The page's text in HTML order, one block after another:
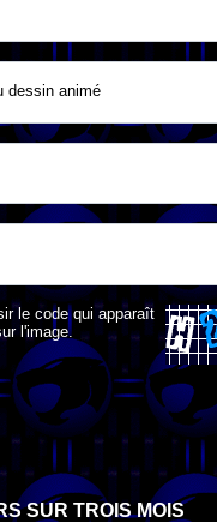
dessin animé
le code qui apparaît
l'image.
SUR TROIS MOIS